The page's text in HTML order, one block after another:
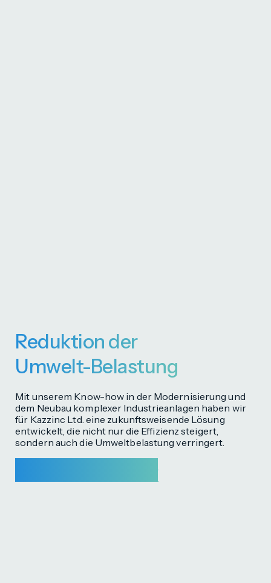
Reduktion der
Umwelt-Belastung
Mit unserem Know-how in der Modernisierung und
dem Neubau komplexer Industrieanlagen haben wir
für Kazzinc Ltd. eine zukunftsweisende Lösung
entwickelt, die nicht nur die Effizienz steigert,
sondern auch die Umweltbelastung verringert.
Nehmen Sie Kontakt zu uns auf